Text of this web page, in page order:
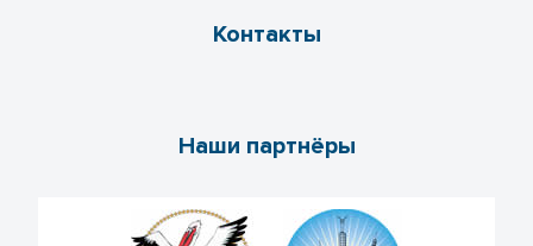
Контакты
Наши партнёры